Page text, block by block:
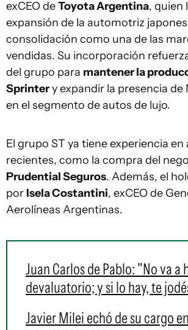
exCEO deToyota Argentina, quien
expansión de la automotriz
consolidación como una de las
vendidas. Su incorporación
del grupo para mantener la
Sprintery expandir la presencia de
en el segmento de autos de lujo.
El grupo ST ya tiene experiencia
recientes, como la compra del
Prudential Seguros. Además, el
por Isela Costantini, exCEO de
Aerolíneas Argentinas.
Juan Carlos de Pablo: "No va a
devaluatorio; y si lo hay, te
Javier Milei echó de su cargo